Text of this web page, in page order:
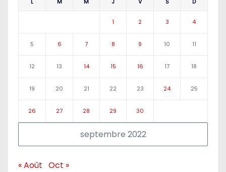
septembre 2022
1 2 3 4
5 6 7 8 9 10 11
12 13 14 15 16 17 18
19 20 21 22 23 24 25
26 27 28 29 30
« Août Oct »